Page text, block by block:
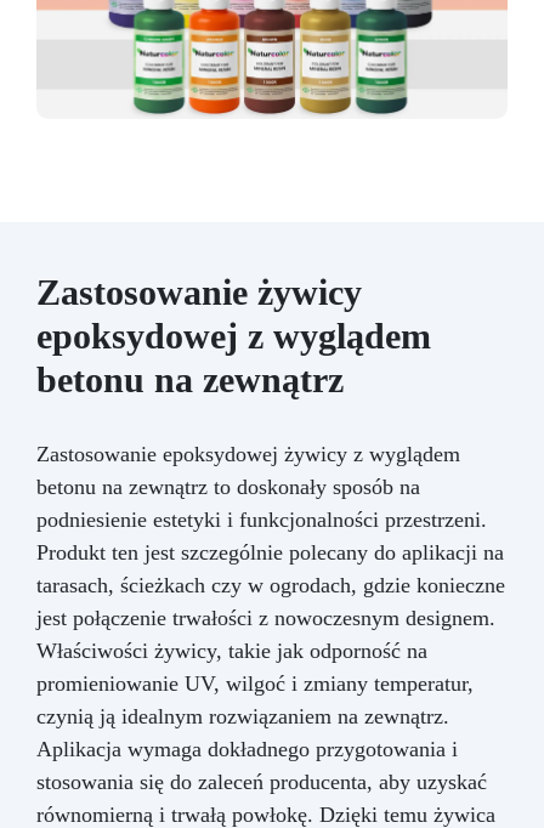
Zastosowanie żywicy
epoksydowej z wyglądem
betonu na zewnątrz
Zastosowanie epoksydowej żywicy z wyglądem
betonu na zewnątrz to doskonały sposób na
podniesienie estetyki i funkcjonalności przestrzeni.
Produkt ten jest szczególnie polecany do aplikacji na
tarasach, ścieżkach czy w ogrodach, gdzie konieczne
jest połączenie trwałości z nowoczesnym designem.
Właściwości żywicy, takie jak odporność na
promieniowanie UV, wilgoć i zmiany temperatur,
czynią ją idealnym rozwiązaniem na zewnątrz.
Aplikacja wymaga dokładnego przygotowania i
stosowania się do zaleceń producenta, aby uzyskać
równomierną i trwałą powłokę. Dzięki temu żywica